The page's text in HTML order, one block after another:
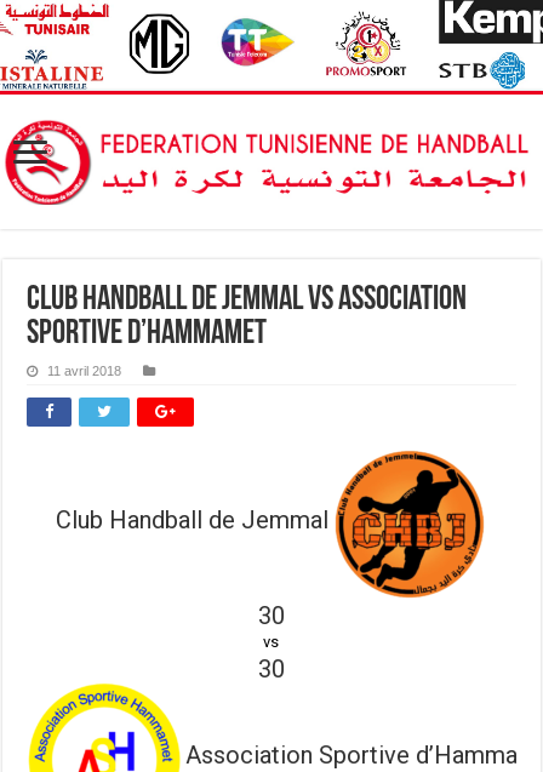
Club Handball de Jemmal vs Association
Sportive d’Hammamet
11 avril 2018
Club Handball de Jemmal
30
vs
30
Association Sportive